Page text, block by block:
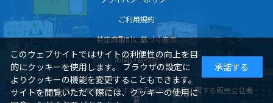
ご利用規約
特定商取引に基づく表示
お問い合わせ
ジェイアール西日本商事が販売する商品以外の商品に関する販売会社概
要
このウェブサイトではサイトの利便性の向上を目
的にクッキーを使用します。 ブラウザの設定に
よりクッキーの機能を変更することもできます。
サイトを閲覧いただく際には、クッキーの使用に
承諾する